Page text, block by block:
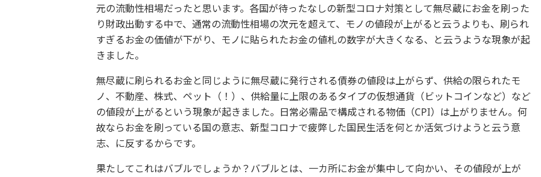
元の流動性相場だったと思います。各国が待ったなしの新型コロナ対策として無尽蔵にお金を刷った
り財政出動する中で、通常の流動性相場の次元を超えて、モノの値段が上がると云うよりも、刷られ
すぎるお金の価値が下がり、モノに貼られたお金の値札の数字が大きくなる、と云うような現象が起
きました。
無尽蔵に刷られるお金と同じように無尽蔵に発行される債券の値段は上がらず、供給の限られたモ
ノ、不動産、株式、ペット（！）、供給量に上限のあるタイプの仮想通貨（ビットコインなど）など
の値段が上がるという現象が起きました。日常必需品で構成される物価（CPI）は上がりません。何
故ならお金を刷っている国の意志、新型コロナで疲弊した国民生活を何とか活気づけようと云う意
志、に反するからです。
果たしてこれはバブルでしょうか？バブルとは、一カ所にお金が集中して向かい、その値段が上が